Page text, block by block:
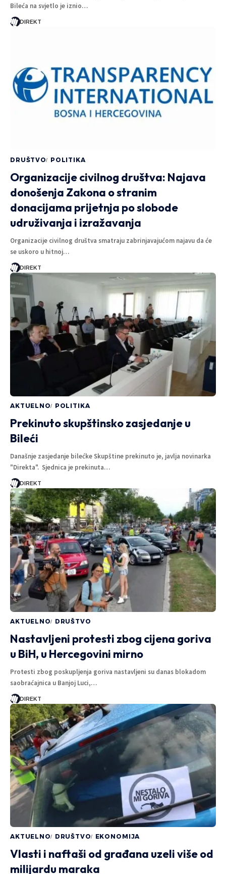
Bileća na svjetlo je iznio…
DIREKT
DRUŠTVO POLITIKA
Organizacije civilnog društva: Najava
donošenja Zakona o stranim
donacijama prijetnja po slobode
udruživanja i izražavanja
Organizacije civilnog društva smatraju zabrinjavajućom najavu da će
se uskoro u hitnoj…
DIREKT
AKTUELNO POLITIKA
Prekinuto skupštinsko zasjedanje u
Bileći
Današnje zasjedanje bilećke Skupštine prekinuto je, javlja novinarka
"Direkta". Sjednica je prekinuta…
DIREKT
AKTUELNO DRUŠTVO
Nastavljeni protesti zbog cijena goriva
u BiH, u Hercegovini mirno
Protesti zbog poskupljenja goriva nastavljeni su danas blokadom
saobraćajnica u Banjoj Luci,…
DIREKT
AKTUELNO DRUŠTVO EKONOMIJA
Vlasti i naftaši od građana uzeli više od
milijardu maraka